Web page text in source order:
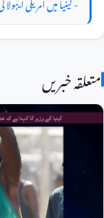
متعلقہ خبریں